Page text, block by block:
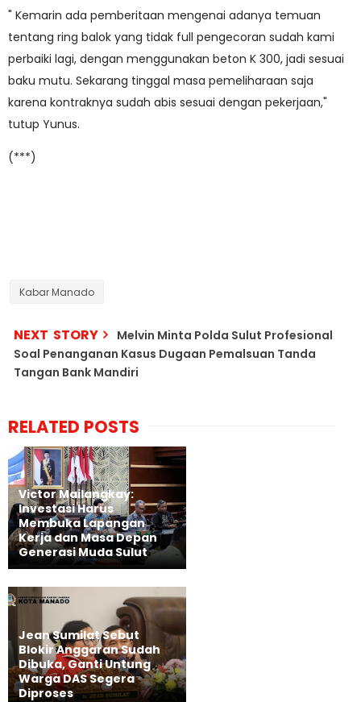
" Kemarin ada pemberitaan mengenai adanya temuan
tentang ring balok yang tidak full pengecoran sudah kami
perbaiki lagi, dengan menggunakan beton K 300, jadi sesuai
baku mutu. Sekarang tinggal masa pemeliharaan saja
karena kontraknya sudah abis sesuai dengan pekerjaan,"
tutup Yunus.
(***)
Kabar Manado
NEXT STORY
Melvin Minta Polda Sulut Profesional
Soal Penanganan Kasus Dugaan Pemalsuan Tanda
Tangan Bank Mandiri
RELATED POSTS
Victor Mailangkay:
Investasi Harus
Membuka Lapangan
Kerja dan Masa Depan
Generasi Muda Sulut
Jean Sumilat Sebut
Blokir Anggaran Sudah
Dibuka, Ganti Untung
Warga DAS Segera
Diproses